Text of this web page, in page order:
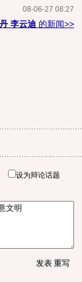
08-06-27 08:27
李云迪 的新闻>>
设为辩论话题